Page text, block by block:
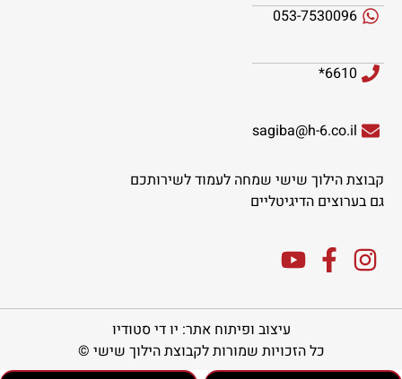
053-7530096
6610*
sagiba@h-6.co.il
קבוצת הילוך שישי שמחה לעמוד לשירותכם
גם בערוצים הדיגיטליים
עיצוב ופיתוח אתר: יו די סטודיו
כל הזכויות שמורות לקבוצת הילוך שישי ©